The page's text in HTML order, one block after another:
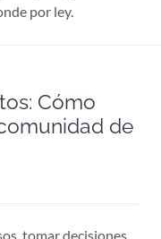
Cómo
de